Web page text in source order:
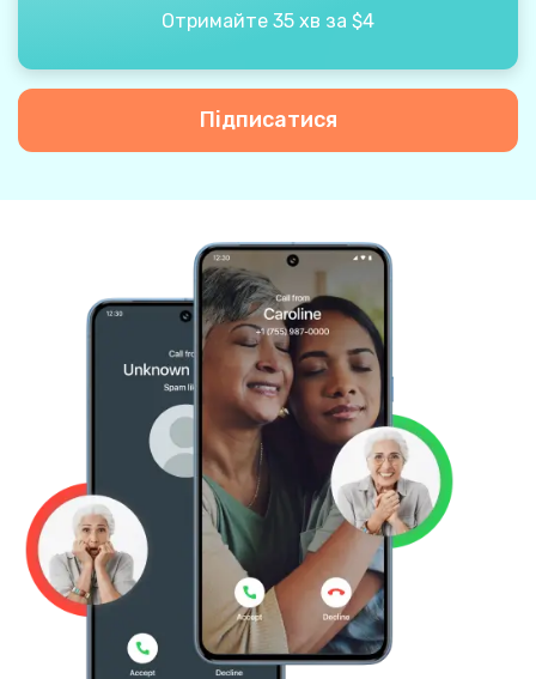
Отримайте 35 хв за $4
Підписатися